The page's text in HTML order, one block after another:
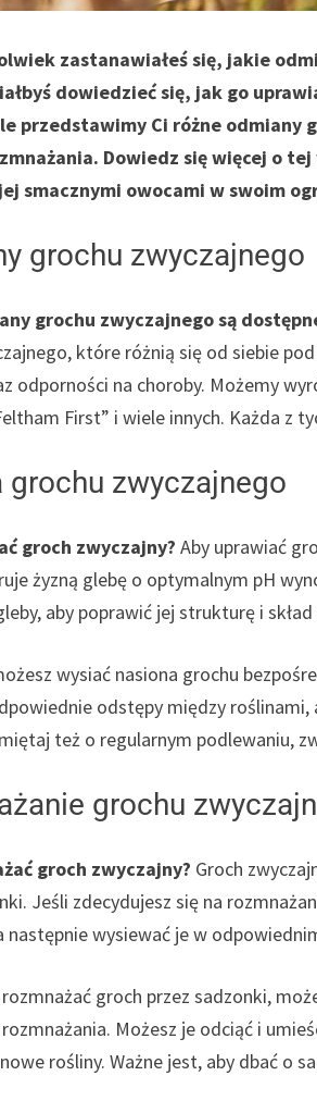
zastanawiałeś się, jakie
dowiedzieć się, jak go
przedstawimy Ci różne odmiany
Dowiedz się więcej o
smacznymi owocami w swoim
grochu zwyczajnego
grochu zwyczajnego są
które różnią się od siebie
odporności na choroby. Możemy
First” i wiele innych. Każda z
grochu zwyczajnego
groch zwyczajny? Aby uprawiać
żyzną glebę o optymalnym pH
aby poprawić jej strukturę i skład
wysiać nasiona grochu
odstępy między
też o regularnym podlewaniu,
grochu
groch zwyczajny? Groch
Jeśli zdecydujesz się na
następnie wysiewać je w
groch przez sadzonki,
Możesz je odciąć i
rośliny. Ważne jest, aby dbać o